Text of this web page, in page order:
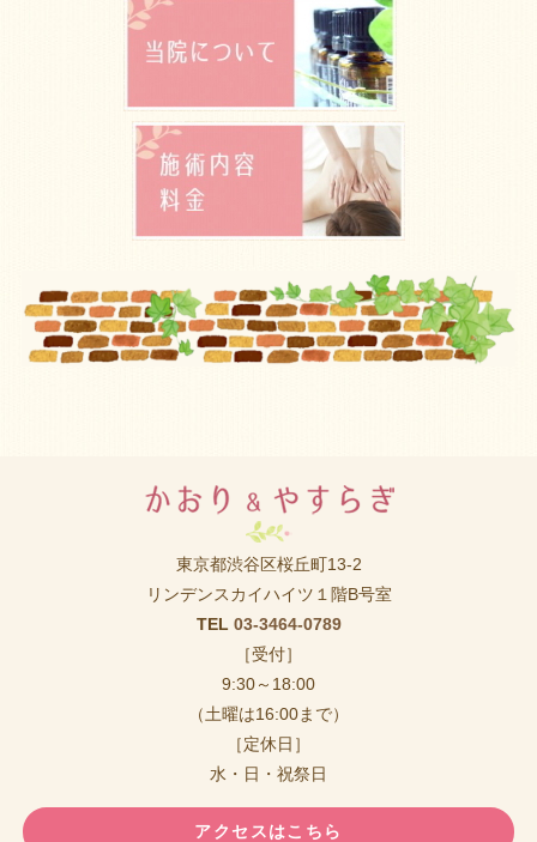
東京都渋谷区桜丘町13-2
リンデンスカイハイツ１階B号室
TEL 03-3464-0789
［受付］
9:30～18:00
（土曜は16:00まで）
［定休日］
水・日・祝祭日
アクセスはこちら